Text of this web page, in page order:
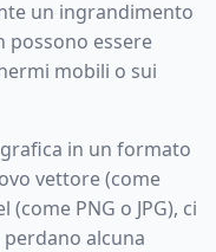
un ingrandimento
possono essere
mobili o sui
in un formato
vettore (come
PNG o JPG), ci
alcuna